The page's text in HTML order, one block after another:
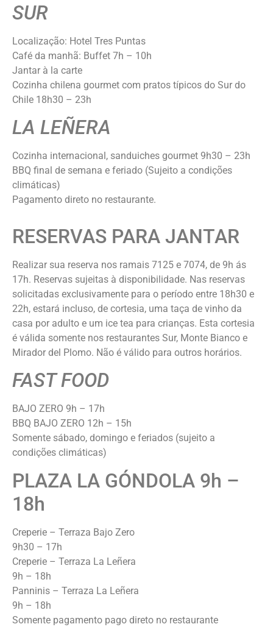
SUR
Localização: Hotel Tres Puntas
Café da manhã: Buffet 7h – 10h
Jantar à la carte
Cozinha chilena gourmet com pratos típicos do Sur do
Chile 18h30 – 23h
LA LEÑERA
Cozinha internacional, sanduiches gourmet 9h30 – 23h
BBQ final de semana e feriado (Sujeito a condições
climáticas)
Pagamento direto no restaurante.
RESERVAS PARA JANTAR
Realizar sua reserva nos ramais 7125 e 7074, de 9h ás
17h. Reservas sujeitas à disponibilidade. Nas reservas
solicitadas exclusivamente para o período entre 18h30 e
22h, estará incluso, de cortesia, uma taça de vinho da
casa por adulto e um ice tea para crianças. Esta cortesia
é válida somente nos restaurantes Sur, Monte Bianco e
Mirador del Plomo. Não é válido para outros horários.
FAST FOOD
BAJO ZERO 9h – 17h
BBQ BAJO ZERO 12h – 15h
Somente sábado, domingo e feriados (sujeito a
condições climáticas)
PLAZA LA GÓNDOLA 9h –
18h
Creperie – Terraza Bajo Zero
9h30 – 17h
Creperie – Terraza La Leñera
9h – 18h
Panninis – Terraza La Leñera
9h – 18h
Somente pagamento pago direto no restaurante